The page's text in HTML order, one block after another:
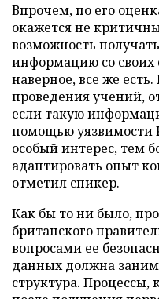
Впрочем, по его
окажется не
возможность
информацию со своих
наверное, все же
проведения учений,
если такую
помощью уязвимости
особый интерес, тем
адаптировать опыт
отметил спикер.
Как бы то ни было,
британского
вопросами ее
данных должна
структура. Процессы,